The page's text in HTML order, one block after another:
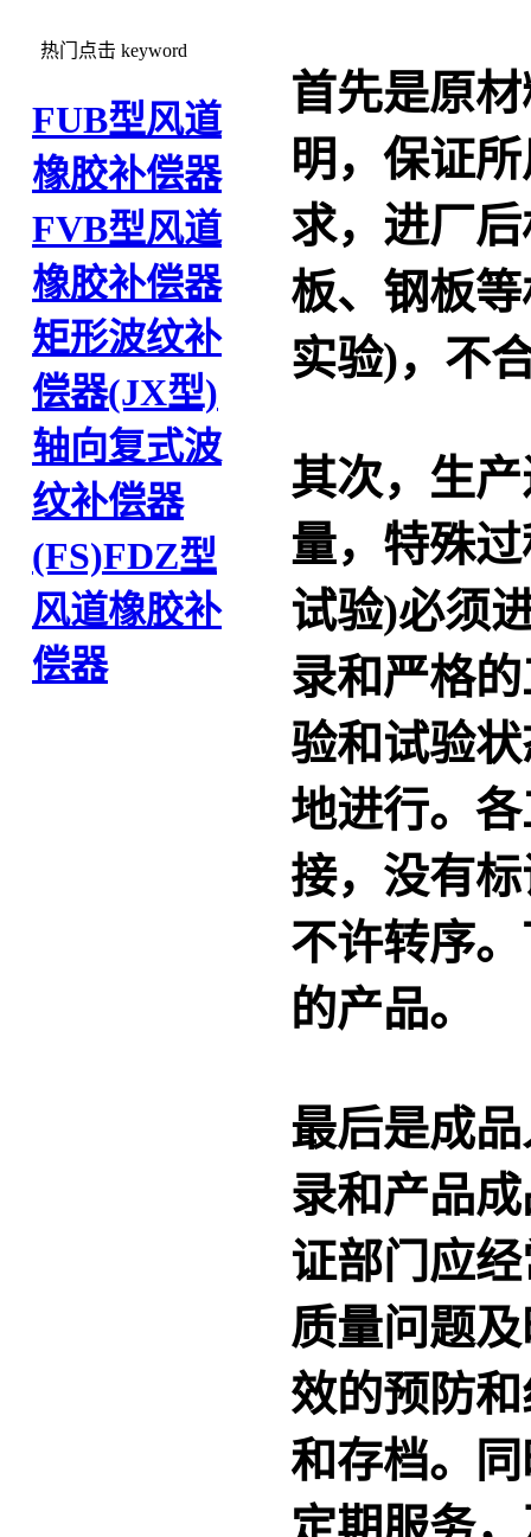
热门点击 keyword
FUB型风道
橡胶补偿器
FVB型风道
橡胶补偿器
矩形波纹补
偿器(JX型)
轴向复式波
纹补偿器
(FS)FDZ型
风道橡胶补
偿器
首先是原
明，保证
求，进厂
板、钢板
实验)，不
其次，生
量，特殊
试验)必须
录和严格
验和试验
地进行。
接，没有
不许转序
的产品。
最后是成
录和产品
证部门应
质量问题
效的预防
和存档。